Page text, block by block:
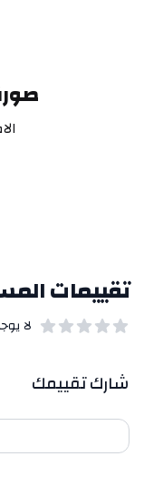
تقييمات
لا
بيانات التقييمات
شارك تقييمك